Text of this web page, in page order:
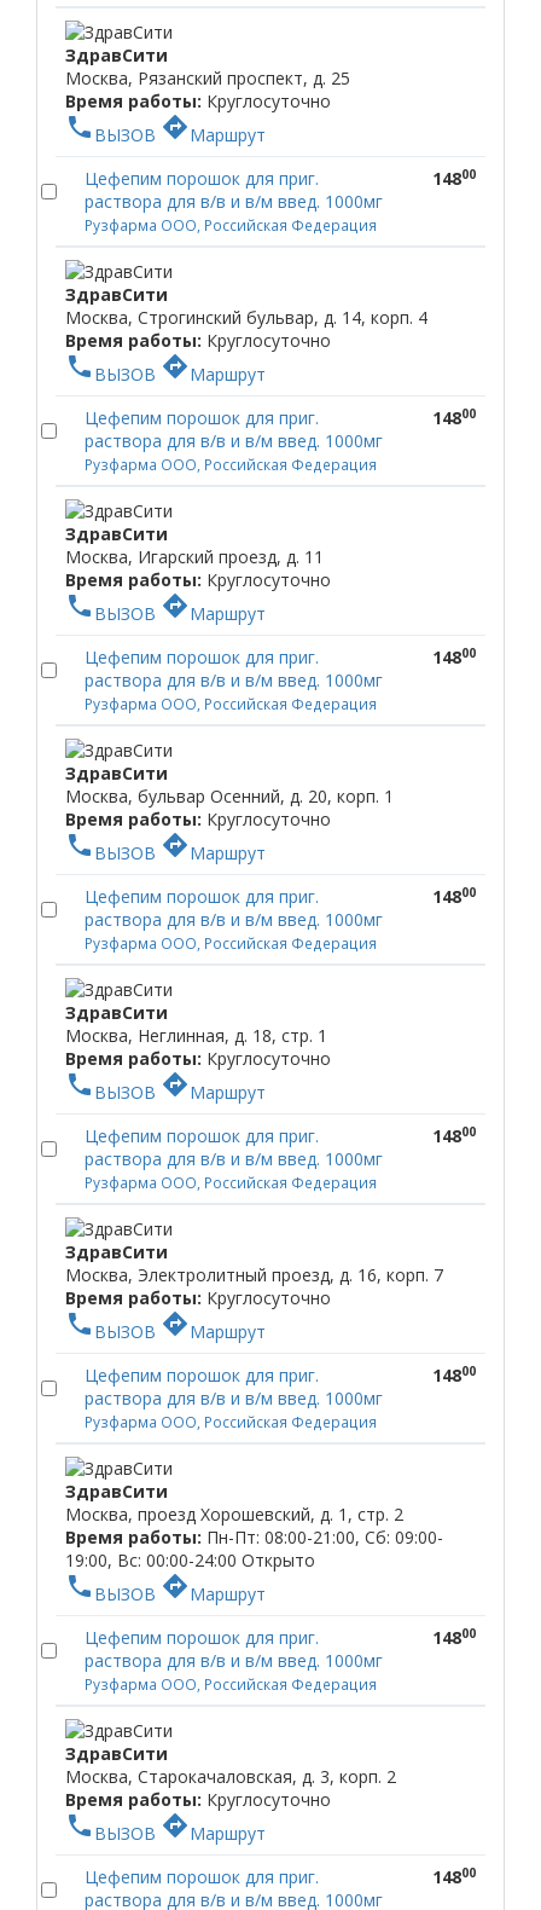
ЗдравСити
Москва, Рязанский проспект, д. 25
Время работы: Круглосуточно
phone ВЫЗОВ directionsМаршрут
Цефепим порошок для приг.
раствора для в/в и в/м введ. 1000мг
Рузфарма ООО, Российская Федерация
14800
ЗдравСити
Москва, Строгинский бульвар, д. 14, корп. 4
Время работы: Круглосуточно
phone ВЫЗОВ directionsМаршрут
Цефепим порошок для приг.
раствора для в/в и в/м введ. 1000мг
Рузфарма ООО, Российская Федерация
14800
ЗдравСити
Москва, Игарский проезд, д. 11
Время работы: Круглосуточно
phone ВЫЗОВ directionsМаршрут
Цефепим порошок для приг.
раствора для в/в и в/м введ. 1000мг
Рузфарма ООО, Российская Федерация
14800
ЗдравСити
Москва, бульвар Осенний, д. 20, корп. 1
Время работы: Круглосуточно
phone ВЫЗОВ directionsМаршрут
Цефепим порошок для приг.
раствора для в/в и в/м введ. 1000мг
Рузфарма ООО, Российская Федерация
14800
ЗдравСити
Москва, Неглинная, д. 18, стр. 1
Время работы: Круглосуточно
phone ВЫЗОВ directionsМаршрут
Цефепим порошок для приг.
раствора для в/в и в/м введ. 1000мг
Рузфарма ООО, Российская Федерация
14800
ЗдравСити
Москва, Электролитный проезд, д. 16, корп. 7
Время работы: Круглосуточно
phone ВЫЗОВ directionsМаршрут
Цефепим порошок для приг.
раствора для в/в и в/м введ. 1000мг
Рузфарма ООО, Российская Федерация
14800
ЗдравСити
Москва, проезд Хорошевский, д. 1, стр. 2
Время работы: Пн-Пт: 08:00-21:00, Сб: 09:00-
19:00, Вс: 00:00-24:00 Открыто
phone ВЫЗОВ directionsМаршрут
Цефепим порошок для приг.
раствора для в/в и в/м введ. 1000мг
Рузфарма ООО, Российская Федерация
14800
ЗдравСити
Москва, Старокачаловская, д. 3, корп. 2
Время работы: Круглосуточно
phone ВЫЗОВ directionsМаршрут
Цефепим порошок для приг.
раствора для в/в и в/м введ. 1000мг
14800